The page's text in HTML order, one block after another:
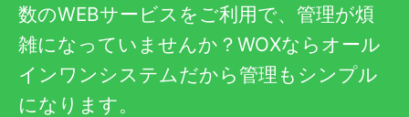
数のWEBサービスをご利用で、管理が煩
雑になっていませんか？WOXならオール
インワンシステムだから管理もシンプル
になります。